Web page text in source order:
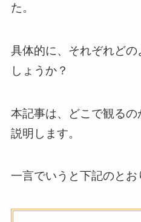
た。
具体的に、それぞれど
しょうか？
本記事は、どこで観る
説明します。
一言でいうと下記のとお